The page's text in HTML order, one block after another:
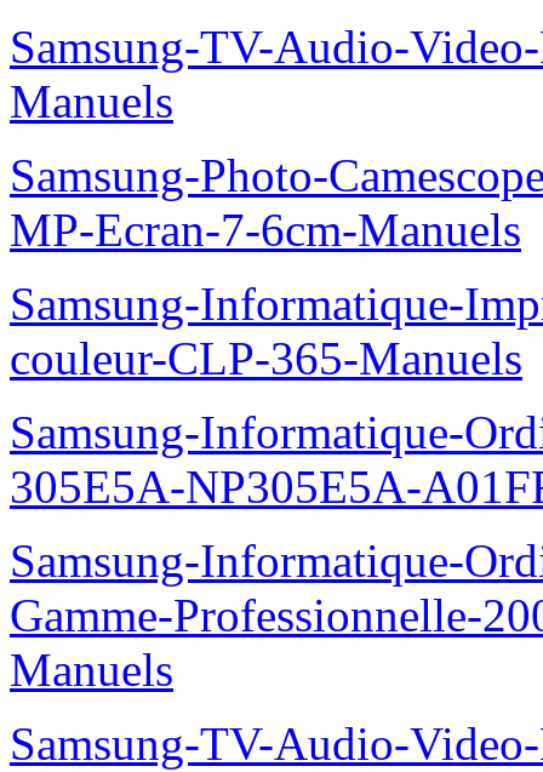
Samsung-TV-Audio-
Manuels
Samsung-Photo-
MP-Ecran-7-6cm-Manuels
Samsung-Informatique-
couleur-CLP-365-Manuels
Samsung-Informatique-
305E5A-NP305E5A-
Samsung-Informatique-
Gamme-Professionnelle-
Manuels
Samsung-TV-Audio-